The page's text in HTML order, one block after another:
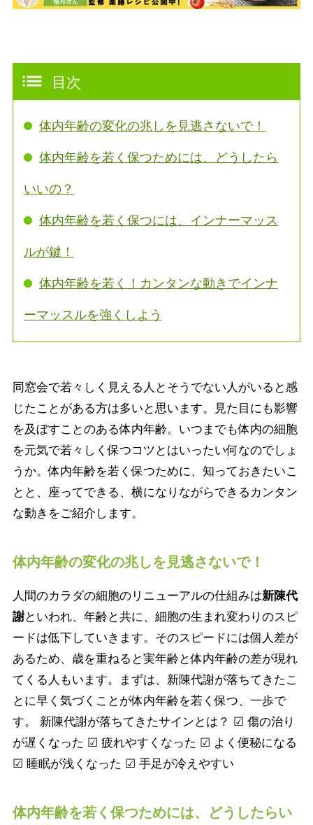
目次
体内年齢の変化の兆しを見逃さないで！
体内年齢を若く保つためには、どうしたら
いいの？
体内年齢を若く保つには、インナーマッス
ルが鍵！
体内年齢を若く！カンタンな動きでインナ
ーマッスルを強くしよう
同窓会で若々しく見える人とそうでない人がいると感
じたことがある方は多いと思います。見た目にも影響
を及ぼすことのある体内年齢。いつまでも体内の細胞
を元気で若々しく保つコツとはいったい何なのでしょ
うか。体内年齢を若く保つために、知っておきたいこ
とと、座ってできる、横になりながらできるカンタン
な動きをご紹介します。
体内年齢の変化の兆しを見逃さないで！
人間のカラダの細胞のリニューアルの仕組みは新陳代
謝といわれ、年齢と共に、細胞の生まれ変わりのスピ
ードは低下していきます。そのスピードには個人差が
あるため、歳を重ねると実年齢と体内年齢の差が現れ
てくる人もいます。まずは、新陳代謝が落ちてきたこ
とに早く気づくことが体内年齢を若く保つ、一歩で
す。 新陳代謝が落ちてきたサインとは？ ☑ 傷の治り
が遅くなった ☑ 疲れやすくなった ☑ よく便秘になる
☑ 睡眠が浅くなった ☑ 手足が冷えやすい
体内年齢を若く保つためには、どうしたらい